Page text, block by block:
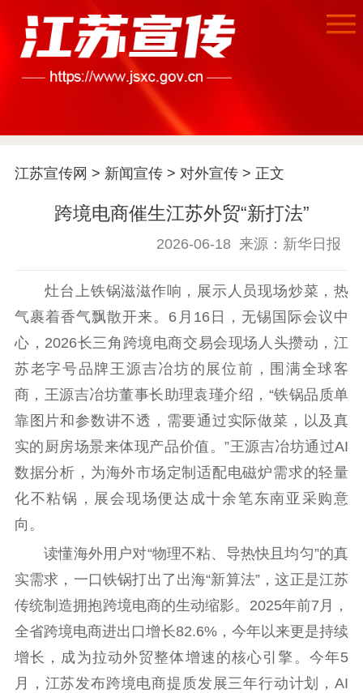
首页
江苏要闻
公示公告
通知公告 信息公开制度
信息公开指南
信息公开年度报
告
政策法规
工作动态
理论武装
理论学习 宣传宣讲 研究阐释
哲学社科
社科强省 工作通知
成果集萃
江苏文脉
资料下载
江苏宣传网 > 新闻宣传> 对外宣传> 正文
跨境电商催生江苏外贸“新打法”
2026-06-18 来源：新华日报
灶台上铁锅滋滋作响，展示人员现场炒菜，热
气裹着香气飘散开来。6月16日，无锡国际会议中
心，2026长三角跨境电商交易会现场人头攒动，江
苏老字号品牌王源吉冶坊的展位前，围满全球客
商，王源吉冶坊董事长助理袁瑾介绍，“铁锅品质单
靠图片和参数讲不透，需要通过实际做菜，以及真
实的厨房场景来体现产品价值。”王源吉冶坊通过AI
数据分析，为海外市场定制适配电磁炉需求的轻量
化不粘锅，展会现场便达成十余笔东南亚采购意
向。
读懂海外用户对“物理不粘、导热快且均匀”的真
实需求，一口铁锅打出了出海“新算法”，这正是江苏
传统制造拥抱跨境电商的生动缩影。2025年前7月，
全省跨境电商进出口增长82.6%，今年以来更是持续
增长，成为拉动外贸整体增速的核心引擎。今年5
月，江苏发布跨境电商提质发展三年行动计划，AI